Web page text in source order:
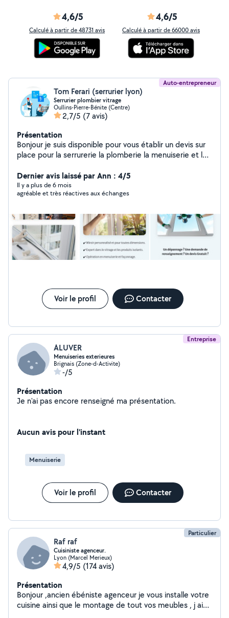
4,6/5
Calculé à partir de 48731 avis
4,6/5
Calculé à partir de 66000 avis
Auto-entrepreneur
Tom Ferari (serrurier lyon)
Serrurier plombier vitrage
Oullins-Pierre-Bénite (Centre)
2,7/5 (7 avis)
Présentation
Bonjour je suis disponible pour vous établir un devis sur
place pour la serrurerie la plomberie la menuiserie et le
Dernier avis laissé par Ann : 4/5
Il y a plus de 6 mois
agréable et très réactives aux échanges
Voir le profil Contacter
Entreprise
ALUVER
Menuiseries exterieures
Brignais (Zone-d-Activite)
-/5
Présentation
Je n'ai pas encore renseigné ma présentation.
Aucun avis pour l'instant
Menuiserie
Voir le profil Contacter
Particulier
Raf raf
Cuisiniste agenceur.
Lyon (Marcel Merieux)
4,9/5 (174 avis)
Présentation
Bonjour ,ancien ébéniste agenceur je vous installe votre
cuisine ainsi que le montage de tout vos meubles , j ai